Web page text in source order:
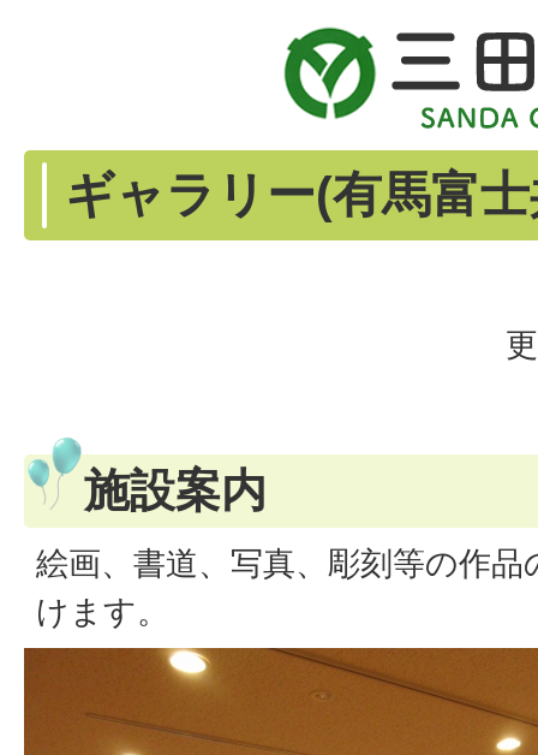
ギャラリー(有馬富
施設案内
絵画、書道、写真、彫刻等の作
けます。